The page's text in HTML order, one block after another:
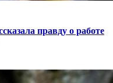
правду о работе